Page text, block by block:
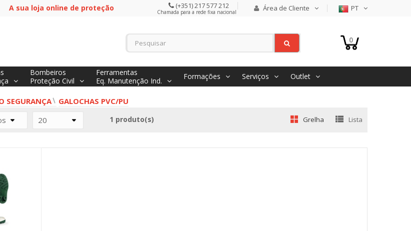
A sua loja online de proteção (+351) 217 577 212
Chamada para a rede fixa nacional Área de Cliente PT
0
Bombeiros
Proteção Civil
Ferramentas
Eq. Manutenção Ind.
Formações Serviços Outlet
SEGURANÇA
GALOCHAS PVC/PU
20 1 produto(s) Grelha Lista